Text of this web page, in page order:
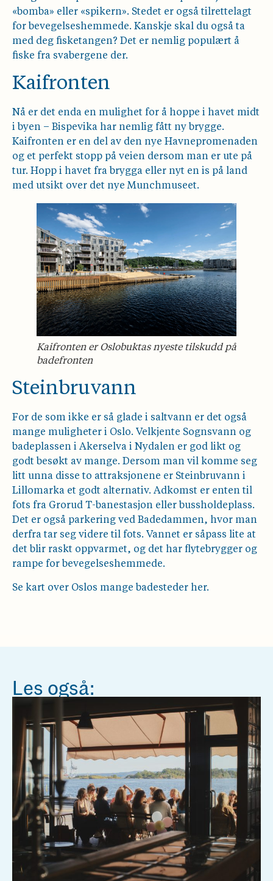
«bomba» eller «spikern». Stedet er også tilrettelagt
for bevegelseshemmede. Kanskje skal du også ta
med deg fisketangen? Det er nemlig populært å
fiske fra svabergene der.
Kaifronten
Nå er det enda en mulighet for å hoppe i havet midt
i byen ­– Bispevika har nemlig fått ny brygge.
Kaifronten er en del av den nye Havnepromenaden
og et perfekt stopp på veien dersom man er ute på
tur. Hopp i havet fra brygga eller nyt en is på land
med utsikt over det nye Munchmuseet.
Kaifronten er Oslobuktas nyeste tilskudd på
badefronten
Steinbruvann
For de som ikke er så glade i saltvann er det også
mange muligheter i Oslo. Velkjente Sognsvann og
badeplassen i Akerselva i Nydalen er god likt og
godt besøkt av mange. Dersom man vil komme seg
litt unna disse to attraksjonene er Steinbruvann i
Lillomarka et godt alternativ. Adkomst er enten til
fots fra Grorud T-banestasjon eller bussholdeplass.
Det er også parkering ved Badedammen, hvor man
derfra tar seg videre til fots. Vannet er såpass lite at
det blir raskt oppvarmet, og det har flytebrygger og
rampe for bevegelseshemmede.
Se kart over Oslos mange badesteder her.
Les også: